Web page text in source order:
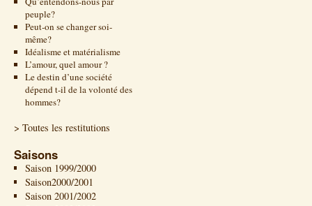
peuple?
Peut-on se changer soi-
même?
Idéalisme et matérialisme
L’amour, quel amour ?
Le destin d’une société
dépend t-il de la volonté des
hommes?
> Toutes les restitutions
Saisons
Saison 1999/2000
Saison2000/2001
Saison 2001/2002